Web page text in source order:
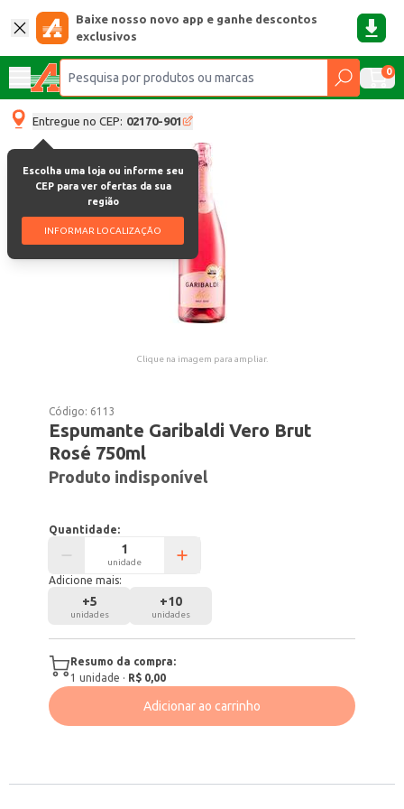
Baixe nosso novo app e ganhe descontos
exclusivos
0
Entregue no CEP: 02170-901
Escolha uma loja ou informe seu
CEP para ver ofertas da sua
região
INFORMAR LOCALIZAÇÃO
Clique na imagem para ampliar.
Código: 6113
Espumante Garibaldi Vero Brut
Rosé 750ml
Produto indisponível
Quantidade:
unidade
Adicione mais:
+5
unidades
+10
unidades
Resumo da compra:
1 unidade · R$ 0,00
Adicionar ao carrinho